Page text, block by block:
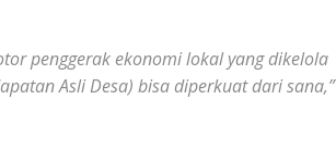
penggerak ekonomi lokal yang dikelola
Asli Desa) bisa diperkuat dari sana,”